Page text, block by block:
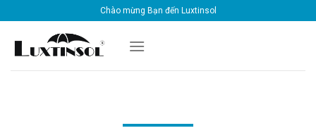
to
content
Chào mừng Bạn đến Luxtinsol